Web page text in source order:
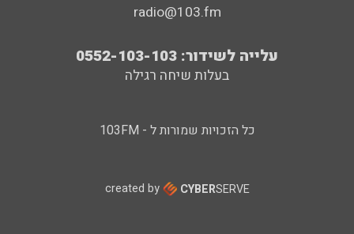
radio@103.fm
עלייה לשידור: 0552-103-103
בעלות שיחה רגילה
כל הזכויות שמורות ל - 103FM
created by CYBERSERVE